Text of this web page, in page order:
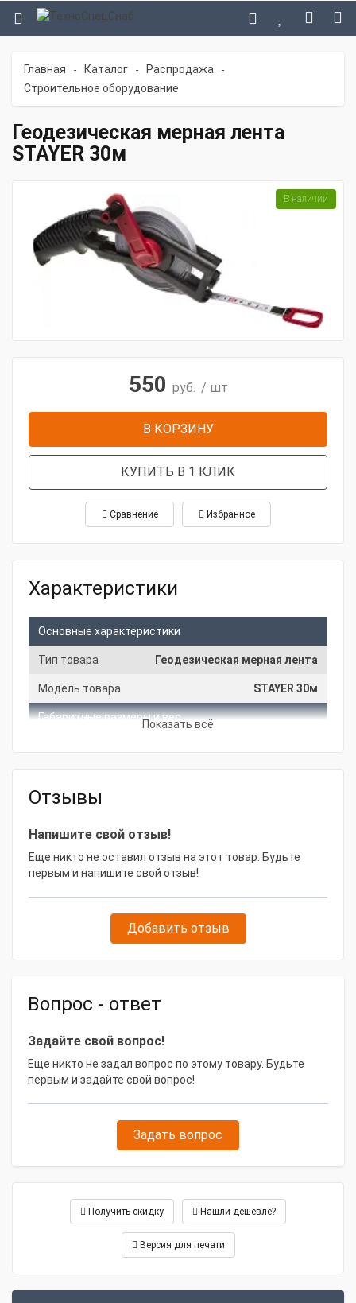
Главная - Каталог - Распродажа -
Строительное оборудование
Геодезическая мерная лента
STAYER 30м
В наличии
550 руб. / шт
В КОРЗИНУ
КУПИТЬ В 1 КЛИК
Сравнение Избранное
Характеристики
Основные характеристики
Тип товара Геодезическая мерная лента
Модель товара STAYER 30м
Габаритные размеры и вес
Показать всё
Отзывы
Напишите свой отзыв!
Еще никто не оставил отзыв на этот товар. Будьте
первым и напишите свой отзыв!
Добавить отзыв
Вопрос - ответ
Задайте свой вопрос!
Еще никто не задал вопрос по этому товару. Будьте
первым и задайте свой вопрос!
Задать вопрос
Получить скидку Нашли дешевле?
Версия для печати